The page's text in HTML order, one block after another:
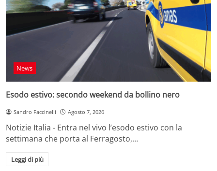
News
Esodo estivo: secondo weekend da bollino nero
Sandro Faccinelli Agosto 7, 2026
Notizie Italia - Entra nel vivo l’esodo estivo con la
settimana che porta al Ferragosto,…
Leggi di più